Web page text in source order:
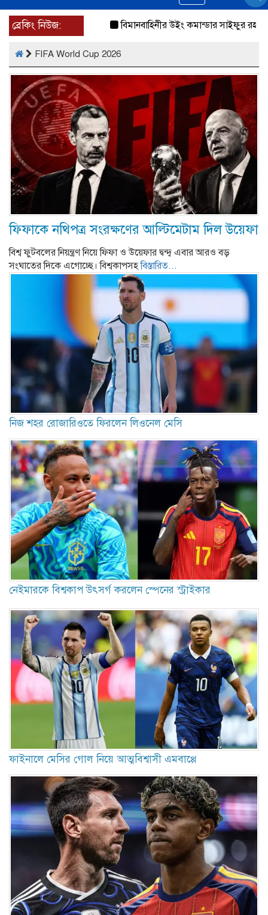
navigation
ব্রেকিং নিউজ: বিমানবাহিনীর উইং কমান্ডার সাইফুর রহমানের
FIFA World Cup 2026
ফিফাকে নথিপত্র সংরক্ষণের আল্টিমেটাম দিল উয়েফা
বিশ্ব ফুটবলের নিয়ন্ত্রণ নিয়ে ফিফা ও উয়েফার দ্বন্দ্ব এবার আরও বড়
সংঘাতের দিকে এগোচ্ছে। বিশ্বকাপসহবিস্তারিত...
নিজ শহর রোজারিওতে ফিরলেন লিওনেল মেসি
নেইমারকে বিশ্বকাপ উৎসর্গ করলেন স্পেনের স্ট্রাইকার
ফাইনালে মেসির গোল নিয়ে আত্মবিশ্বাসী এমবাপ্পে